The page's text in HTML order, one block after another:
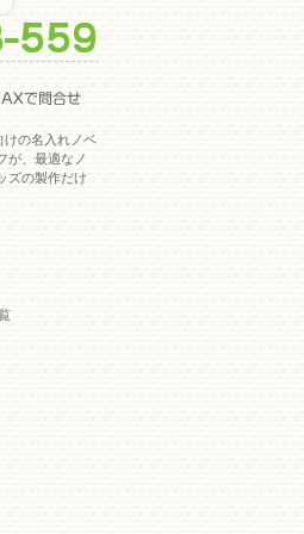
の名入れノベ
が、最適なノ
ズの製作だけ